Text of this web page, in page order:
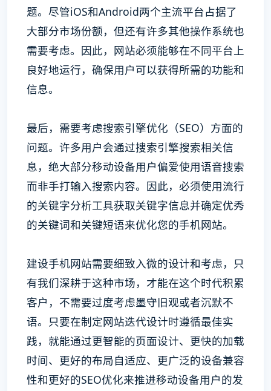
题。尽管iOS和Android两个主流平台占据了
大部分市场份额，但还有许多其他操作系统也
需要考虑。因此，网站必须能够在不同平台上
良好地运行，确保用户可以获得所需的功能和
信息。
最后，需要考虑搜索引擎优化（SEO）方面的
问题。许多用户会通过搜索引擎搜索相关信
息，绝大部分移动设备用户偏爱使用语音搜索
而非手打输入搜索内容。因此，必须使用流行
的关键字分析工具获取关键字信息并确定优秀
的关键词和关键短语来优化您的手机网站。
建设手机网站需要细致入微的设计和考虑，只
有我们深耕于这种市场，才能在这个时代积累
客户，不需要过度考虑墨守旧观或者沉默不
语。只要在制定网站迭代设计时遵循最佳实
践，就能通过更智能的页面设计、更快的加载
时间、更好的布局自适应、更广泛的设备兼容
性和更好的SEO优化来推进移动设备用户的发